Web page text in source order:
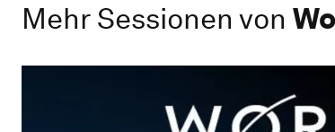
Mehr Sessionen von